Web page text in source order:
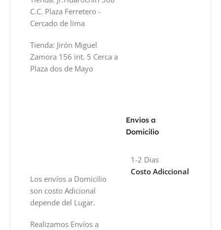
C.C. Plaza Ferretero -
Cercado de lima
Tienda: Jirón Miguel
Zamora 156 int. 5 Cerca a
Plaza dos de Mayo
Envíos a
Domicilio
Los envíos a Domicilio
son costo Adicional
depende del Lugar.
Realizamos Envíos a
1-2 Dias
Costo Adiccional